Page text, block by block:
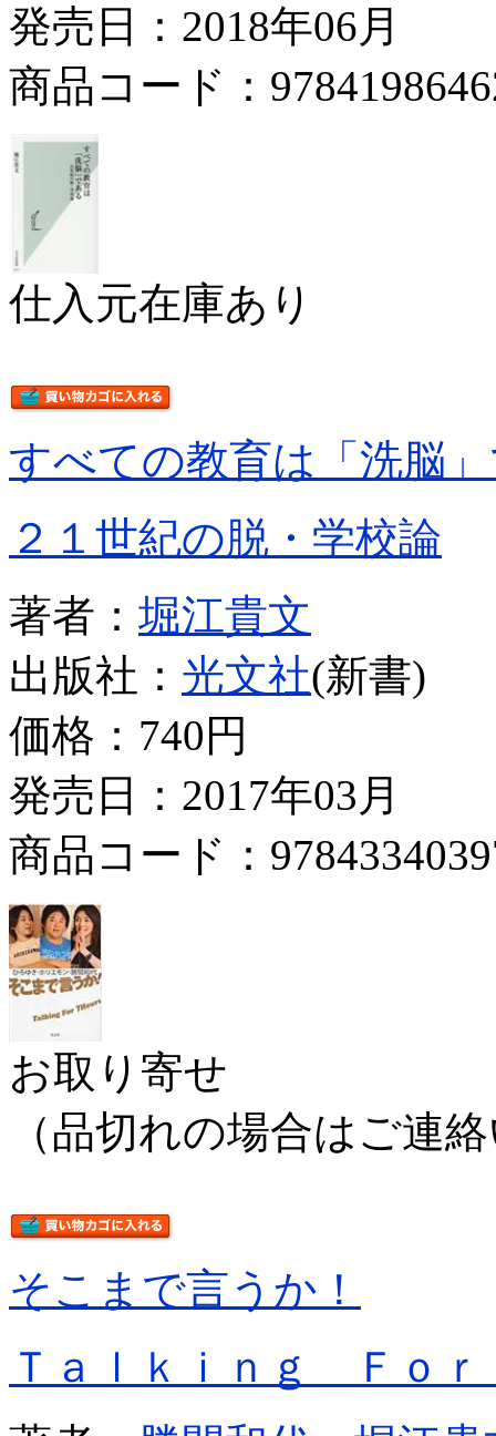
発売日：2018年06月
商品コード：
仕入元在庫あり
すべての教育は「洗脳
２１世紀の脱・学校論
著者： 堀江貴文
出版社： 光文社(新書)
価格： 740円
発売日：2017年03月
商品コード：
お取り寄せ
（品切れの場合はご連
そこまで言うか！
Ｔａｌｋｉｎｇ Ｆｏ